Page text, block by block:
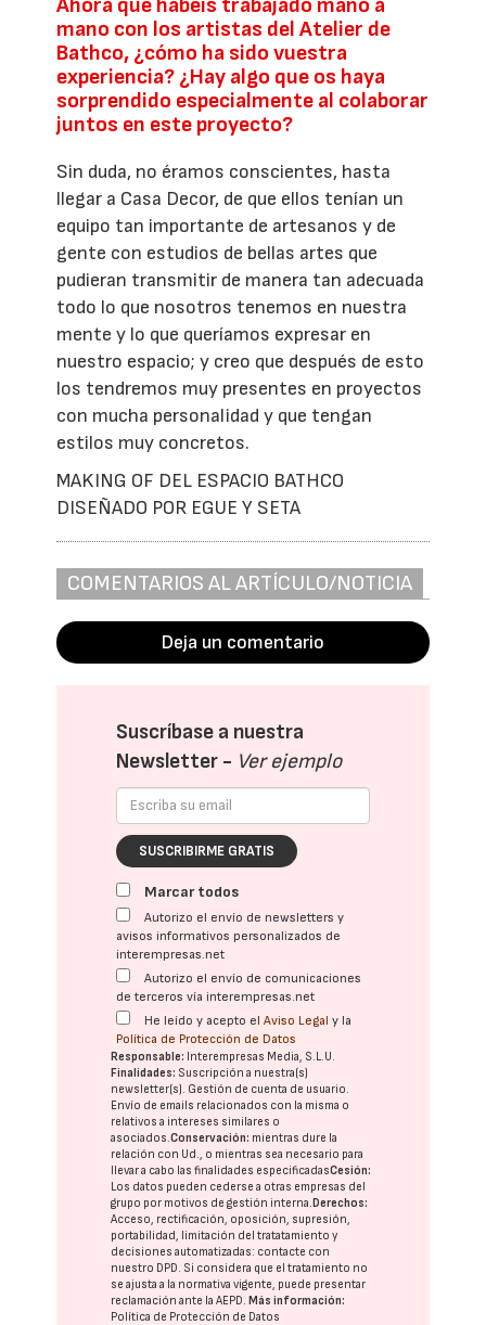
Ahora que habéis trabajado mano a
mano con los artistas del Atelier de
Bathco, ¿cómo ha sido vuestra
experiencia? ¿Hay algo que os haya
sorprendido especialmente al colaborar
juntos en este proyecto?
Sin duda, no éramos conscientes, hasta
llegar a Casa Decor, de que ellos tenían un
equipo tan importante de artesanos y de
gente con estudios de bellas artes que
pudieran transmitir de manera tan adecuada
todo lo que nosotros tenemos en nuestra
mente y lo que queríamos expresar en
nuestro espacio; y creo que después de esto
los tendremos muy presentes en proyectos
con mucha personalidad y que tengan
estilos muy concretos.
MAKING OF DEL ESPACIO BATHCO
DISEÑADO POR EGUE Y SETA
COMENTARIOS AL ARTÍCULO/NOTICIA
Deja un comentario
Suscríbase a nuestra
Newsletter - Ver ejemplo
SUSCRIBIRME GRATIS
Marcar todos
Autorizo el envío de newsletters y
avisos informativos personalizados de
interempresas.net
Autorizo el envío de comunicaciones
de terceros vía interempresas.net
He leído y acepto elAviso Legal y la
Política de Protección de Datos
Responsable: Interempresas Media, S.L.U.
Finalidades: Suscripción a nuestra(s)
newsletter(s). Gestión de cuenta de usuario.
Envío de emails relacionados con la misma o
relativos a intereses similares o
asociados.Conservación: mientras dure la
relación con Ud., o mientras sea necesario para
llevar a cabo las finalidades especificadasCesión:
Los datos pueden cederse a otras empresas del
grupo por motivos de gestión interna.Derechos:
Acceso, rectificación, oposición, supresión,
portabilidad, limitación del tratatamiento y
decisiones automatizadas: contacte con
nuestro DPD . Si considera que el tratamiento no
se ajusta a la normativa vigente, puede presentar
reclamación ante laAEPD .Más información:
Política de Protección de Datos